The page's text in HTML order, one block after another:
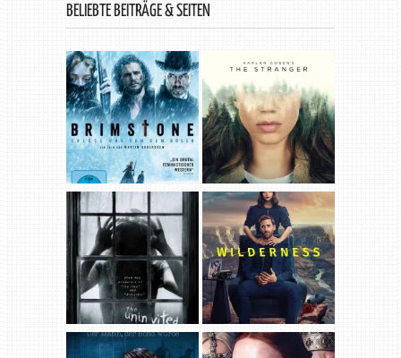
BELIEBTE BEITRÄGE & SEITEN